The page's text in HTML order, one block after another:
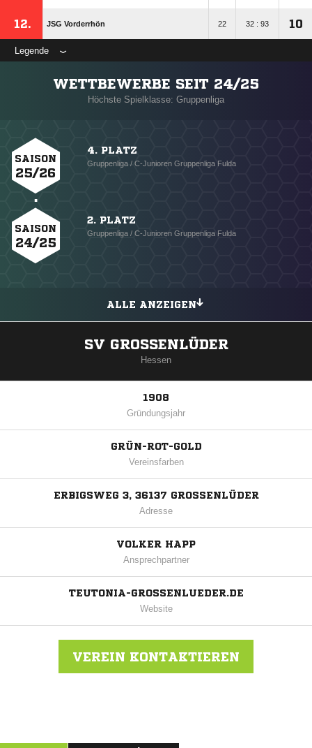
12. JSG Vorderrhön 22 32 : 93 10
Legende
WETTBEWERBE SEIT 24/25
Höchste Spielklasse: Gruppenliga
SAISON
25/26
4. PLATZ
Gruppenliga / C-Junioren Gruppenliga Fulda
SAISON
24/25
2. PLATZ
Gruppenliga / C-Junioren Gruppenliga Fulda
ALLE ANZEIGEN
SV GROSSENLÜDER
Hessen
1908
Gründungsjahr
GRÜN-ROT-GOLD
Vereinsfarben
ERBIGSWEG 3, 36137 GROSSENLÜDER
Adresse
VOLKER HAPP
Ansprechpartner
TEUTONIA-GROSSENLUEDER.DE
Website
VEREIN KONTAKTIEREN